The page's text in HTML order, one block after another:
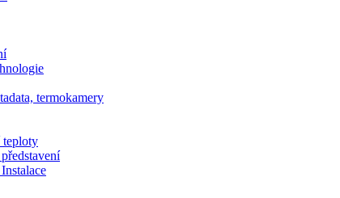
termokamery
teploty